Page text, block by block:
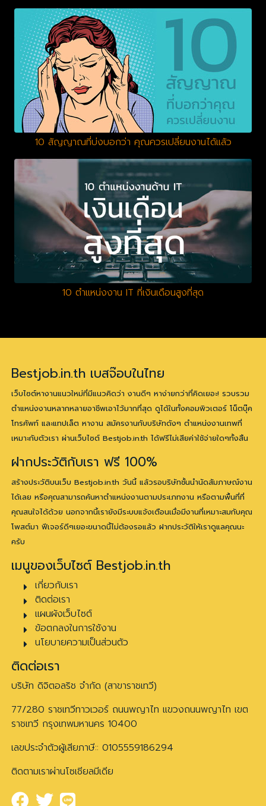
10 สัญญาณที่บ่งบอกว่า คุณควรเปลี่ยนงานได้แล้ว
10 ตำแหน่งงาน IT ที่เงินเดือนสูงที่สุด
Bestjob.in.th เบสจ๊อบในไทย
เว็บไซต์หางานแนวใหม่ที่มีแนวคิดว่า งานดีๆ หาง่ายกว่าที่คิดเยอะ! รวบรวม
ตำแหน่งงานหลากหลายอาชีพเอาไว้มากที่สุด ดูได้ในทั้งคอมพิวเตอร์ โน็ตบุ๊ค
โทรศัพท์ และแทปเล็ต หางาน สมัครงานกับบริษัทดังๆ ตำแหน่งงานเทพที่
เหมาะกับตัวเรา ผ่านเว็บไซต์ Bestjob.in.th ได้ฟรีไม่เสียค่าใช้จ่ายใดๆทั้งสิ้น
ฝากประวัติกับเรา ฟรี 100%
สร้างประวัติบนเว็บ Bestjob.in.th วันนี้ แล้วรอบริษัทชั้นนำนัดสัมภาษณ์งาน
ได้เลย หรือคุณสามารถค้นหาตำแหน่งงานตามประเภทงาน หรือตามพื้นที่ที่
คุณสนใจได้ด้วย นอกจากนี้เรายังมีระบบแจ้งเตือนเมื่อมีงานที่เหมาะสมกับคุณ
โพสต์มา ฟีเจอร์ดีๆเยอะขนาดนี้ไม่ต้องรอแล้ว ฝากประวัติให้เราดูแลคุณนะ
ครับ
เมนูของเว็บไซต์ Bestjob.in.th
เกี่ยวกับเรา
ติดต่อเรา
แผนผังเว็บไซต์
ข้อตกลงในการใช้งาน
นโยบายความเป็นส่วนตัว
ติดต่อเรา
บริษัท ดิจิตอลริช จำกัด (สาขาราชเทวี)
77/280 ราชเทวีทาวเวอร์ ถนนพญาไท แขวงถนนพญาไท เขต
ราชเทวี กรุงเทพมหานคร 10400
เลขประจำตัวผู้เสียภาษี:: 0105559186294
ติดตามเราผ่านโซเชียลมีเดีย